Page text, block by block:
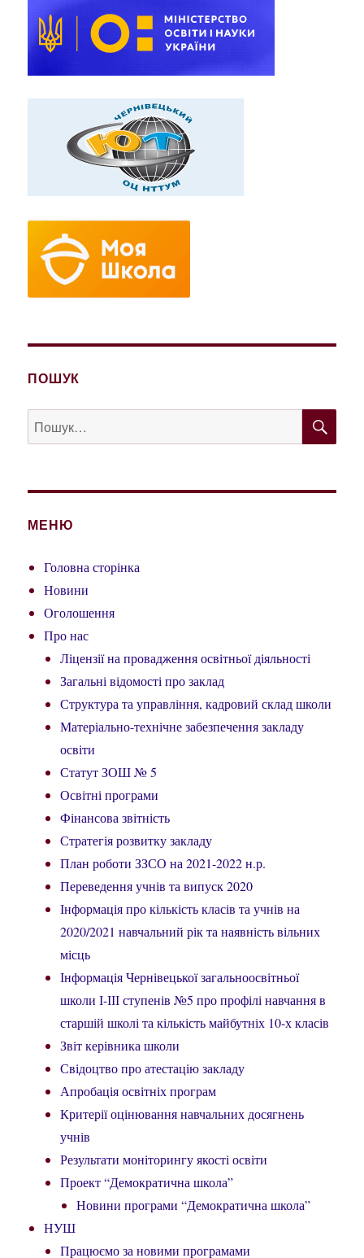
ПОШУК
Пошук
за
МЕНЮ
Головна сторінка
Новини
Оголошення
Про нас
Ліцензії на провадження освітньої діяльності
Загальні відомості про заклад
Структура та управління, кадровий склад школи
Матеріально-технічне забезпечення закладу
освіти
Статут ЗОШ № 5
Освітні програми
Фінансова звітність
Стратегія розвитку закладу
План роботи ЗЗСО на 2021-2022 н.р.
Переведення учнів та випуск 2020
Інформація про кількість класів та учнів на
2020/2021 навчальний рік та наявність вільних
місць
Інформація Чернівецької загальноосвітньої
школи І-ІІІ ступенів №5 про профілі навчання в
старшій школі та кількість майбутніх 10-х класів
Звіт керівника школи
Свідоцтво про атестацію закладу
Апробація освітніх програм
Критерії оцінювання навчальних досягнень
учнів
Результати моніторингу якості освіти
Проект “Демократична школа”
Новини програми “Демократична школа”
НУШ
Працюємо за новими програмами